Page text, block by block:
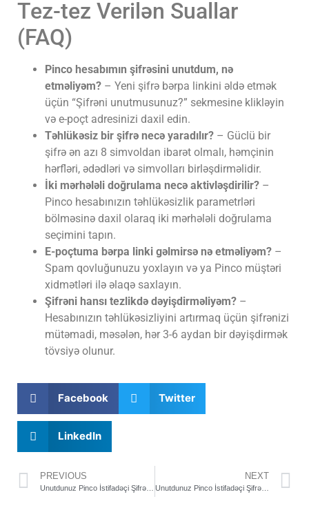
Tez-tez Verilən Suallar
(FAQ)
Pinco hesabımın şifrəsini unutdum, nə
etməliyəm? – Yeni şifrə bərpa linkini əldə etmək
üçün “Şifrəni unutmusunuz?” sekmesine klikləyin
və e-poçt adresinizi daxil edin.
Təhlükəsiz bir şifrə necə yaradılır? – Güclü bir
şifrə ən azı 8 simvoldan ibarət olmalı, həmçinin
hərfləri, ədədləri və simvolları birləşdirməlidir.
İki mərhələli doğrulama necə aktivləşdirilir? –
Pinco hesabınızın təhlükəsizlik parametrləri
bölməsinə daxil olaraq iki mərhələli doğrulama
seçimini tapın.
E-poçtuma bərpa linki gəlmirsə nə etməliyəm? –
Spam qovluğunuzu yoxlayın və ya Pinco müştəri
xidmətləri ilə əlaqə saxlayın.
Şifrəni hansı tezlikdə dəyişdirməliyəm? –
Hesabınızın təhlükəsizliyini artırmaq üçün şifrənizi
mütəmadi, məsələn, hər 3-6 aydan bir dəyişdirmək
tövsiyə olunur.
Facebook Twitter
LinkedIn
PREVIOUS NEXT
Unutdunuz Pinco İstifadəçi Şifrənizi Asanlıqla Necə Bərpa Edə Bilərsiniz?